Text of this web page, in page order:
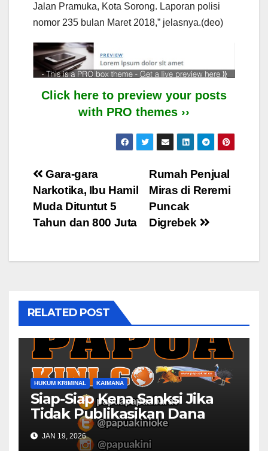
Jalan Pramuka, Kota Sorong. Laporan polisi
nomor 235 bulan Maret 2018,” jelasnya.(deo)
Click here to preview your posts
with PRO themes ››
Post
navigation
Rumah Penjual
Miras di Reremi
Puncak
Digrebek
Gara-gara
Narkotika, Ibu Hamil
Muda Dituntut 5
Tahun dan 800 Juta
RELATED POST
HUKUM KRIMINAL KAIMANA
Siap-Siap Kena Sanksi Jika
Tidak Publikasikan Dana
Desa
JAN 19, 2026